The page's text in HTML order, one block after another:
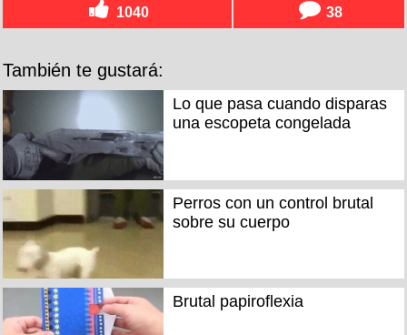
1040 38
También te gustará:
Lo que pasa cuando disparas
una escopeta congelada
Perros con un control brutal
sobre su cuerpo
Brutal papiroflexia